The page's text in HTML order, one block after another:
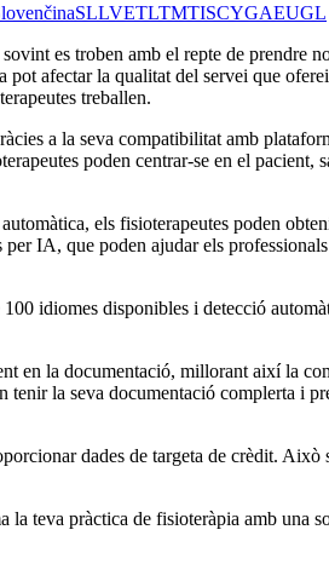
SLLVETLTMTISCYGAEUGL
es troben amb el repte de prendre
pot afectar la qualitat del servei que
treballen.
a la seva compatibilitat amb
poden centrar-se en el pacient,
els fisioterapeutes poden
IA, que poden ajudar els
idiomes disponibles i detecció
en la documentació, millorant així la
la seva documentació complerta i
dades de targeta de crèdit. Això
la teva pràctica de fisioteràpia amb una